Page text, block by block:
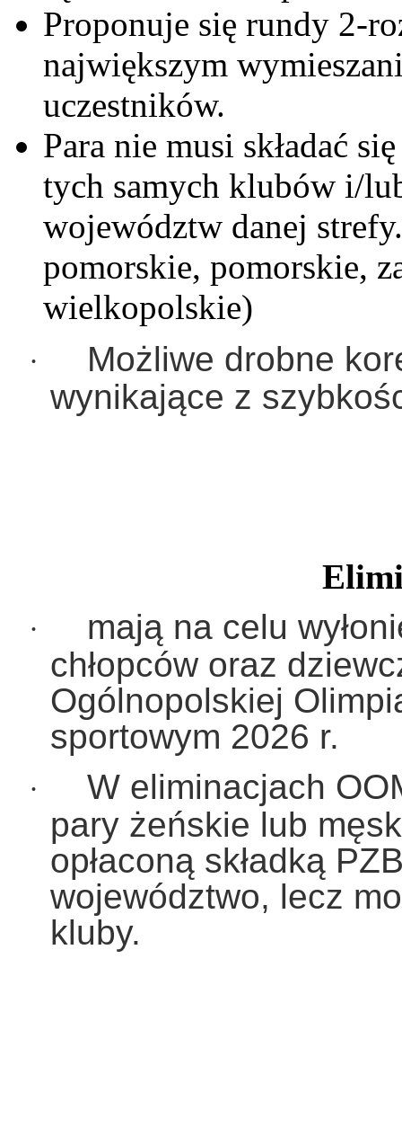
Proponuje się rundy 2-
największym
uczestników.
Para nie musi składać
tych samych klubów i/
województw danej
pomorskie, pomorskie,
wielkopolskie)
·
Możliwe drobne
wynikające z
·
mają na celu
chłopców oraz
Ogólnopolskiej
sportowym 2026 r.
·
W eliminacjach
pary żeńskie lub
opłaconą składką
województwo, lecz
kluby.